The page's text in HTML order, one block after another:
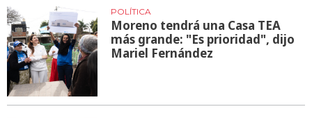
POLÍTICA
Moreno tendrá una Casa TEA
más grande: "Es prioridad", dijo
Mariel Fernández